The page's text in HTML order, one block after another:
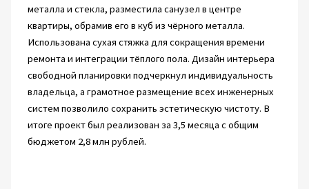
металла и стекла, разместила санузел в центре
квартиры, обрамив его в куб из чёрного металла.
Использована сухая стяжка для сокращения времени
ремонта и интеграции тёплого пола. Дизайн интерьера
свободной планировки подчеркнул индивидуальность
владельца, а грамотное размещение всех инженерных
систем позволило сохранить эстетическую чистоту. В
итоге проект был реализован за 3,5 месяца с общим
бюджетом 2,8 млн рублей.